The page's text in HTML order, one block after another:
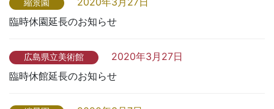
縮景園
臨時休園延長のお知らせ
広島県立美術館
2020年3月27日
臨時休館延長のお知らせ